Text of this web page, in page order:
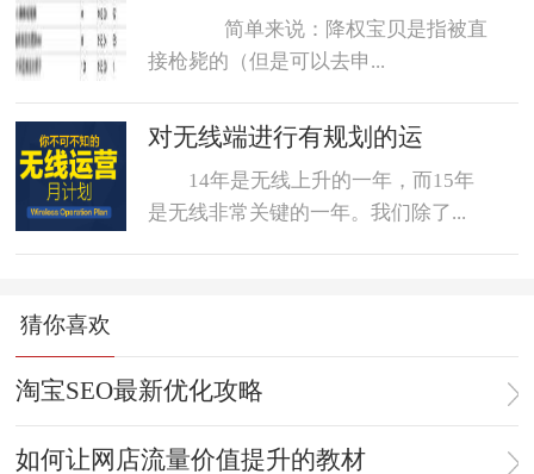
简单来说：降权宝贝是指被直
接枪毙的（但是可以去申...
对无线端进行有规划的运
14年是无线上升的一年，而15年
是无线非常关键的一年。我们除了...
猜你喜欢
淘宝SEO最新优化攻略
如何让网店流量价值提升的教材